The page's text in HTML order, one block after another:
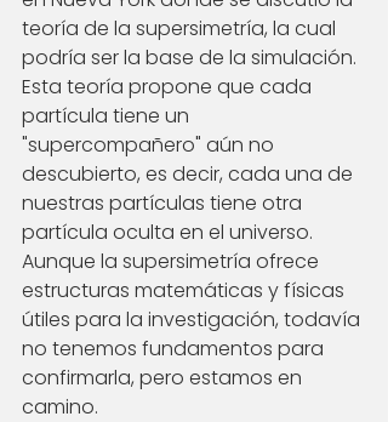
teoría de la supersimetría, la cual
podría ser la base de la simulación.
Esta teoría propone que cada
partícula tiene un
"supercompañero" aún no
descubierto, es decir, cada una de
nuestras partículas tiene otra
partícula oculta en el universo.
Aunque la supersimetría ofrece
estructuras matemáticas y físicas
útiles para la investigación, todavía
no tenemos fundamentos para
confirmarla, pero estamos en
camino.